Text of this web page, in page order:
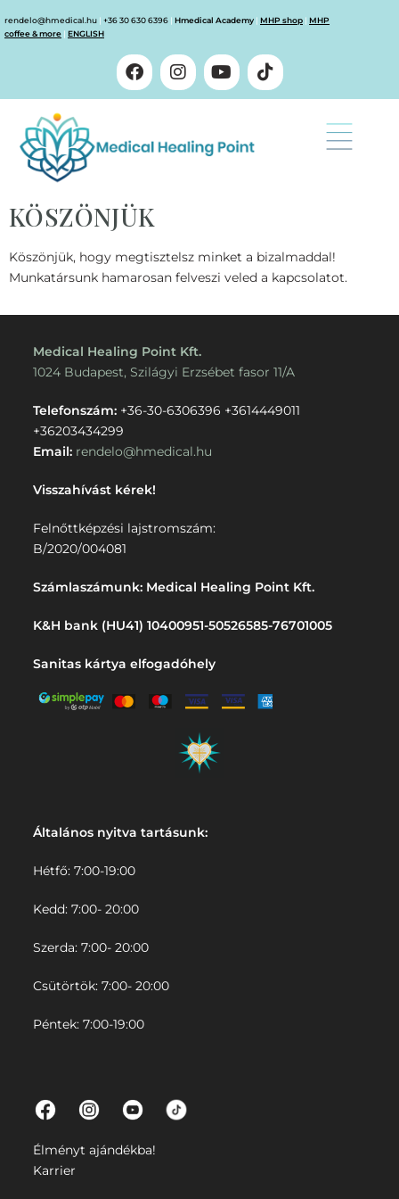
rendelo@hmedical.hu | +36 30 630 6396 | Hmedical Academy | MHP shop | MHP
coffee & more | ENGLISH
KÖSZÖNJÜK
Köszönjük, hogy megtisztelsz minket a bizalmaddal!
Munkatársunk hamarosan felveszi veled a kapcsolatot.
Medical Healing Point Kft.
1024 Budapest, Szilágyi Erzsébet fasor 11/A
Telefonszám: +36-30-6306396 +3614449011
+36203434299
Email: rendelo@hmedical.hu
Visszahívást kérek!
Felnőttképzési lajstromszám:
B/2020/004081
Számlaszámunk: Medical Healing Point Kft.
K&H bank (HU41) 10400951-50526585-76701005
Sanitas kártya elfogadóhely
Általános nyitva tartásunk:
Hétfő: 7:00-19:00
Kedd: 7:00- 20:00
Szerda: 7:00- 20:00
Csütörtök: 7:00- 20:00
Péntek: 7:00-19:00
Élményt ajándékba!
Karrier